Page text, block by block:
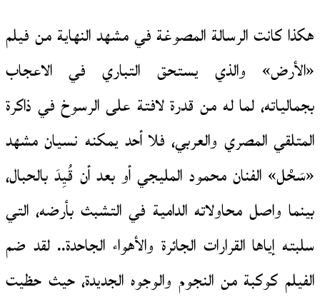
هكذا كانت الرسالة المصوغة في مشهد النهاية من فيلم
«الأرض» والذي يستحق التباري في الاعجاب
بجمالياته، لما له من قدرة لافتة على الرسوخ في ذاكرة
المتلقي المصري والعربي، فلا أحد يمكنه نسيان مشهد
«سَحْل» الفنان محمود المليجي أو بعد أن قُيِدَ بالحبال،
بينما واصل محاولاته الدامية في التشبث بأرضه، التي
سلبته إياها القرارات الجائرة والأهواء الجاحدة.. لقد ضم
الفيلم كوكبة من النجوم والوجوه الجديدة، حيث حظيت